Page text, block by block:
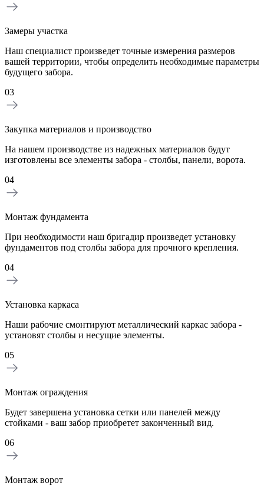
Замеры участка
Наш специалист произведет точные измерения размеров
вашей территории, чтобы определить необходимые параметры
будущего забора.
03
Закупка материалов и производство
На нашем производстве из надежных материалов будут
изготовлены все элементы забора - столбы, панели, ворота.
04
Монтаж фундамента
При необходимости наш бригадир произведет установку
фундаментов под столбы забора для прочного крепления.
04
Установка каркаса
Наши рабочие смонтируют металлический каркас забора -
установят столбы и несущие элементы.
05
Монтаж ограждения
Будет завершена установка сетки или панелей между
стойками - ваш забор приобретет законченный вид.
06
Монтаж ворот